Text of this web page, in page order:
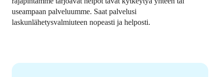
useampaan palveluumme. Saat palvelusi
laskunlähetysvalmiuteen nopeasti ja helposti.